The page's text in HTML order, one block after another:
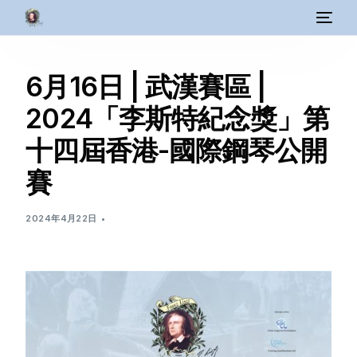
6月16日 | 武漢賽區 |
2024「李斯特紀念獎」第
十四屆香港-國際鋼琴公開
賽
2024年4月22日